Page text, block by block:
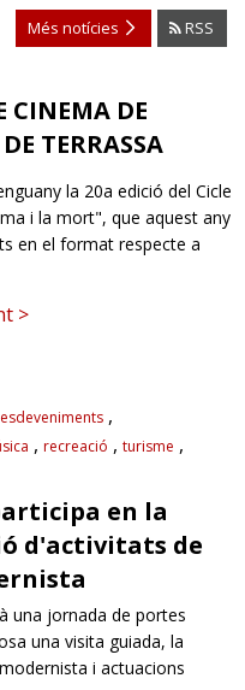
RSS
Més notícies
CINEMA DE
TERRASSA
la 20a edició del Cicle
i la mort", que aquest any
en el format respecte a
>
esdeveniments
recreació
turisme
en la
d'activitats de
una jornada de portes
una visita guiada, la
i actuacions